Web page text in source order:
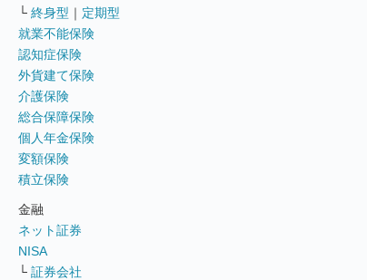
└ 終身型 ｜ 定期型
就業不能保険
認知症保険
外貨建て保険
介護保険
総合保障保険
個人年金保険
変額保険
積立保険
金融
ネット証券
NISA
└ 証券会社